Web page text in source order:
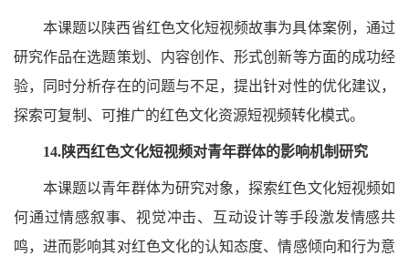
本课题以陕西省红色文化短视频故事为具体案例，通过
研究作品在选题策划、内容创作、形式创新等方面的成功经
验，同时分析存在的问题与不足，提出针对性的优化建议，
探索可复制、可推广的红色文化资源短视频转化模式。
14.陕西红色文化短视频对青年群体的影响机制研究
本课题以青年群体为研究对象，探索红色文化短视频如
何通过情感叙事、视觉冲击、互动设计等手段激发情感共
鸣，进而影响其对红色文化的认知态度、情感倾向和行为意